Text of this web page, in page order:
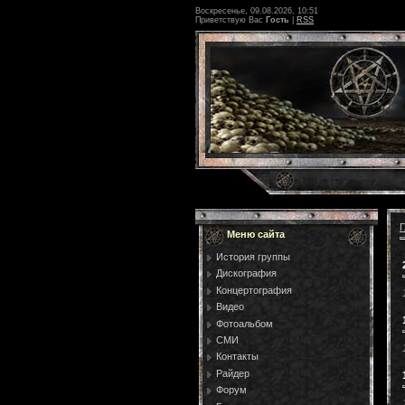
Воскресенье, 09.08.2026, 10:51
Приветствую Вас Гость RSS
Меню сайта
История группы
Дискография
Концертография
Видео
Фотоальбом
СМИ
Контакты
Райдер
Форум